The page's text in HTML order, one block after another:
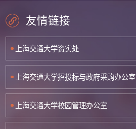
友情链接
上海交通大学资实处
上海交通大学招投标与政府采购办公室
上海交通大学校园管理办公室